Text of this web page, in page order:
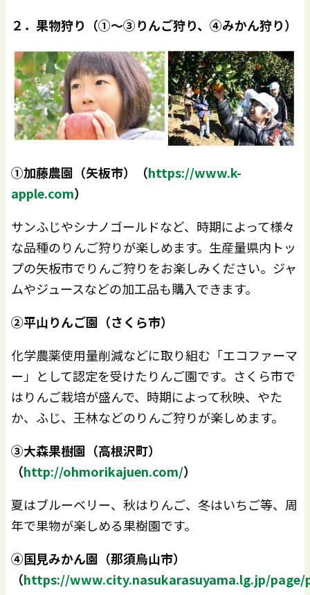
２．果物狩り（①～③りんご狩り、④みかん狩り）
①加藤農園（矢板市）（https://www.k-
apple.com）
サンふじやシナノゴールドなど、時期によって様々
な品種のりんご狩りが楽しめます。生産量県内トッ
プの矢板市でりんご狩りをお楽しみください。ジャ
ムやジュースなどの加工品も購入できます。
②平山りんご園（さくら市）
化学農薬使用量削減などに取り組む「エコファーマ
ー」として認定を受けたりんご園です。さくら市で
はりんご栽培が盛んで、時期によって秋映、やた
か、ふじ、王林などのりんご狩りが楽しめます。
③大森果樹園（高根沢町）
（http://ohmorikajuen.com/）
夏はブルーベリー、秋はりんご、冬はいちご等、周
年で果物が楽しめる果樹園です。
④国見みかん園（那須烏山市）
（https://www.city.nasukarasuyama.lg.jp/page/